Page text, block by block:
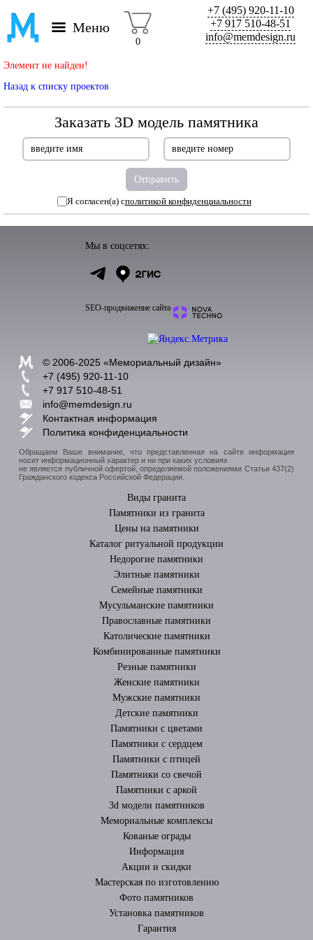
Меню
0
+7 (495) 920-11-10
+7 917 510-48-51
info@memdesign.ru
Элемент не найден!
Назад к списку проектов
Заказать 3D модель памятника
Я согласен(а) сполитикой конфиденциальности
Мы в соцсетях:
SEO-продвижение сайта
© 2006-2025 «Мемориальный дизайн»
+7 (495) 920-11-10
+7 917 510-48-51
info@memdesign.ru
Контактная информация
Политика конфиденциальности
Обращаем Ваше внимание, что представленная на сайте информация
носит информационный характер и ни при каких условиях
не является публичной офертой, определяемой положениями Статьи 437(2)
Гражданского кодекса Российской Федерации.
Виды гранита
Памятники из гранита
Цены на памятники
Каталог ритуальной продукции
Недорогие памятники
Элитные памятники
Cемейные памятники
Мусульманские памятники
Православные памятники
Католические памятники
Комбинированные памятники
Резные памятники
Женские памятники
Мужские памятники
Детские памятники
Памятники с цветами
Памятники с сердцем
Памятники с птицей
Памятники со свечой
Памятники с аркой
3d модели памятников
Мемориальные комплексы
Кованые ограды
Информация
Акции и скидки
Мастерская по изготовлению
Фото памятников
Установка памятников
Гарантия